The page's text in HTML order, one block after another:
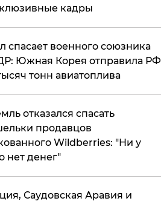
кадры
спасает военного союзника
Южная Корея отправила РФ
тонн авиатоплива
отказался спасать
продавцов
Wildberries: "Ни у
нет денег"
Саудовская Аравия и